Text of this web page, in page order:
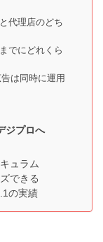
代理店のどち
でにどれくら
は同時に運用
ジプロへ
ュラム
できる
の実績